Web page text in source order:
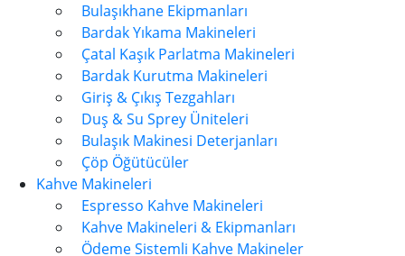
Bulaşıkhane Ekipmanları
Bardak Yıkama Makineleri
Çatal Kaşık Parlatma Makineleri
Bardak Kurutma Makineleri
Giriş & Çıkış Tezgahları
Duş & Su Sprey Üniteleri
Bulaşık Makinesi Deterjanları
Çöp Öğütücüler
Kahve Makineleri
Espresso Kahve Makineleri
Kahve Makineleri & Ekipmanları
Ödeme Sistemli Kahve Makineler